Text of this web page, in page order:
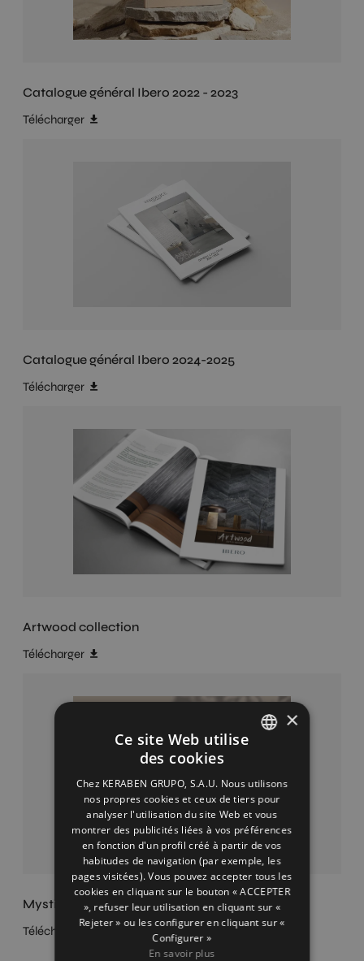
Catalogue général Ibero 2022 - 2023
Télécharger
Catalogue général Ibero 2024-2025
Télécharger
Artwood collection
Télécharger
Mystic Collection
Télécharger
ENGLISH
FRENCH
GERMAN
×
Ce site Web utilise
des cookies
Chez KERABEN GRUPO, S.A.U. Nous utilisons
nos propres cookies et ceux de tiers pour
analyser l'utilisation du site Web et vous
montrer des publicités liées à vos préférences
en fonction d'un profil créé à partir de vos
habitudes de navigation (par exemple, les
pages visitées). Vous pouvez accepter tous les
cookies en cliquant sur le bouton « ACCEPTER
», refuser leur utilisation en cliquant sur «
Rejeter » ou les configurer en cliquant sur «
Configurer »
En savoir plus